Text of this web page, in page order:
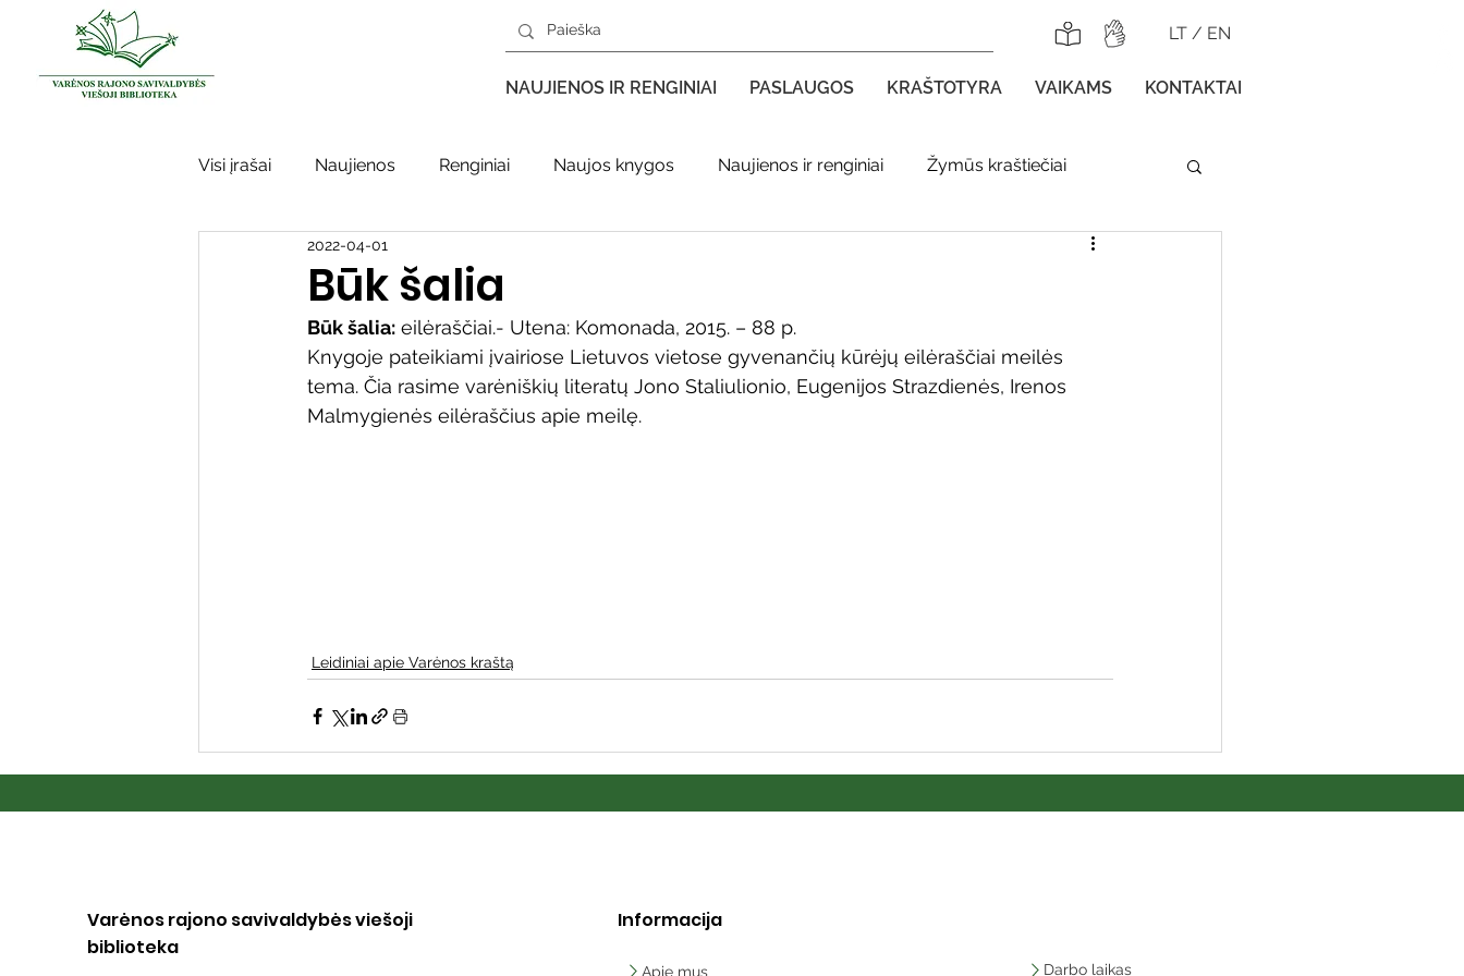
LT / EN
NAUJIENOS IR RENGINIAI PASLAUGOS KRAŠTOTYRA VAIKAMS KONTAKTAI
Visi įrašai Naujienos Renginiai Naujos knygos Naujienos ir renginiai Žymūs kraštiečiai
Kraštotyros darbai Kilnojamos parodos
Sidabrinės bitės Garbės ženklas Adolfo Ramanausko–Vanago premija
Vinco Krėvės-Mickevičiaus literatūr Literatai
Būk šalia
2022-04-01
Būk šalia: eilėraščiai.- Utena: Komonada, 2015. – 88 p.
Knygoje pateikiami įvairiose Lietuvos vietose gyvenančių kūrėjų eilėraščiai meilės
tema. Čia rasime varėniškių literatų Jono Staliulionio, Eugenijos Strazdienės, Irenos
Malmygienės eilėraščius apie meilę.
Leidiniai apie Varėnos kraštą
Varėnos rajono savivaldybės viešoji
biblioteka
Informacija
Apie mus Darbo laikas